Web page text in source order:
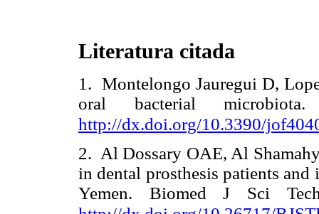
Literatura citada
1. Montelongo Jauregui D,
oral bacterial
http://dx.doi.org/10.3390/
2. Al Dossary OAE, Al
in dental prosthesis patients
Yemen. Biomed J Sci